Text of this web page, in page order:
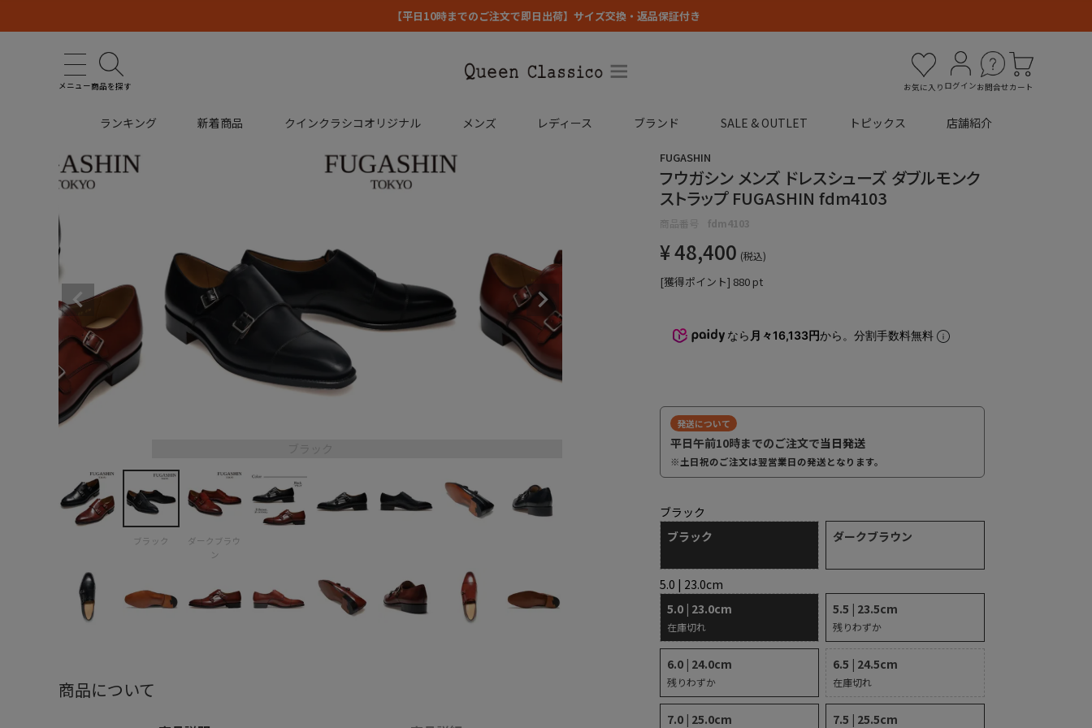
【平日10時までのご注文で即日出荷】サイズ交換・返品保証付き
メニュー商品を探す お気に入り ログインお問合せカート
ランキング 新着商品 クインクラシコオリジナル メンズ レディース ブランド SALE & OUTLET トピックス 店舗紹介
ブラック
ダークブラウ
ン
FUGASHIN
フウガシン メンズ ドレスシューズ ダブルモンク
ストラップ FUGASHIN fdm4103
商品番号 fdm4103
¥48,400 税込
[獲得ポイント] 880 pt
なら 月々16,133円から。分割手数料無料
発送について
平日午前10時までのご注文で当日発送
※土日祝のご注文は翌営業日の発送となります。
5.0 | 23.0cm
5.0 | 23.0cm
在庫切れ
5.5 | 23.5cm
残りわずか
6.0 | 24.0cm
残りわずか
6.5 | 24.5cm
在庫切れ
7.0 | 25.0cm 7.5 | 25.5cm
ブラック
ブラック
ダークブラウン
商品について